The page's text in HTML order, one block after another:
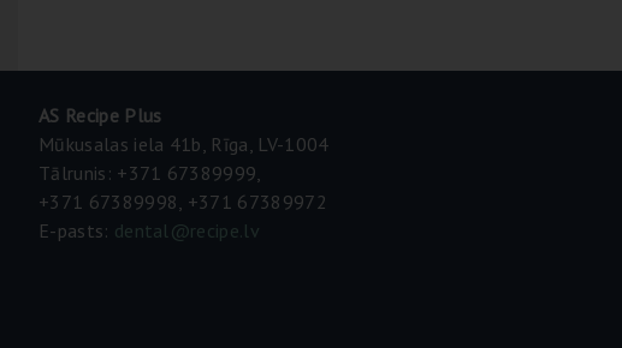
AS Recipe Plus
Mūkusalas iela 41b, Rīga, LV-1004
Tālrunis: +371 67389999,
+371 67389998, +371 67389972
E-pasts: dental@recipe.lv